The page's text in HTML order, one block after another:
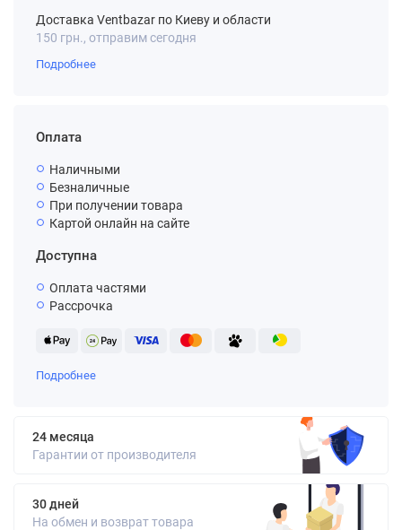
Доставка Ventbazar по Киеву и области
150 грн., отправим сегодня
Подробнее
Оплата
Наличными
Безналичные
При получении товара
Картой онлайн на сайте
Доступна
Оплата частями
Рассрочка
Подробнее
24 месяца
Гарантии от производителя
30 дней
На обмен и возврат товара